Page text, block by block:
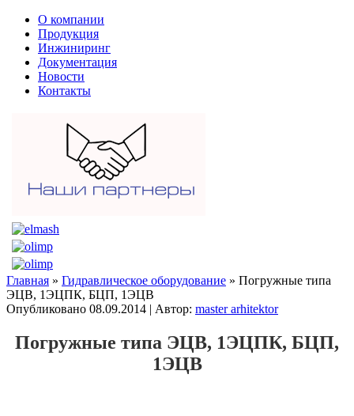
О компании
Продукция
Инжиниринг
Документация
Новости
Контакты
Главная » Гидравлическое оборудование » Погружные типа
ЭЦВ, 1ЭЦПК, БЦП, 1ЭЦВ
Опубликовано 08.09.2014 | Автор: master arhitektor
Погружные типа ЭЦВ, 1ЭЦПК, БЦП,
1ЭЦВ